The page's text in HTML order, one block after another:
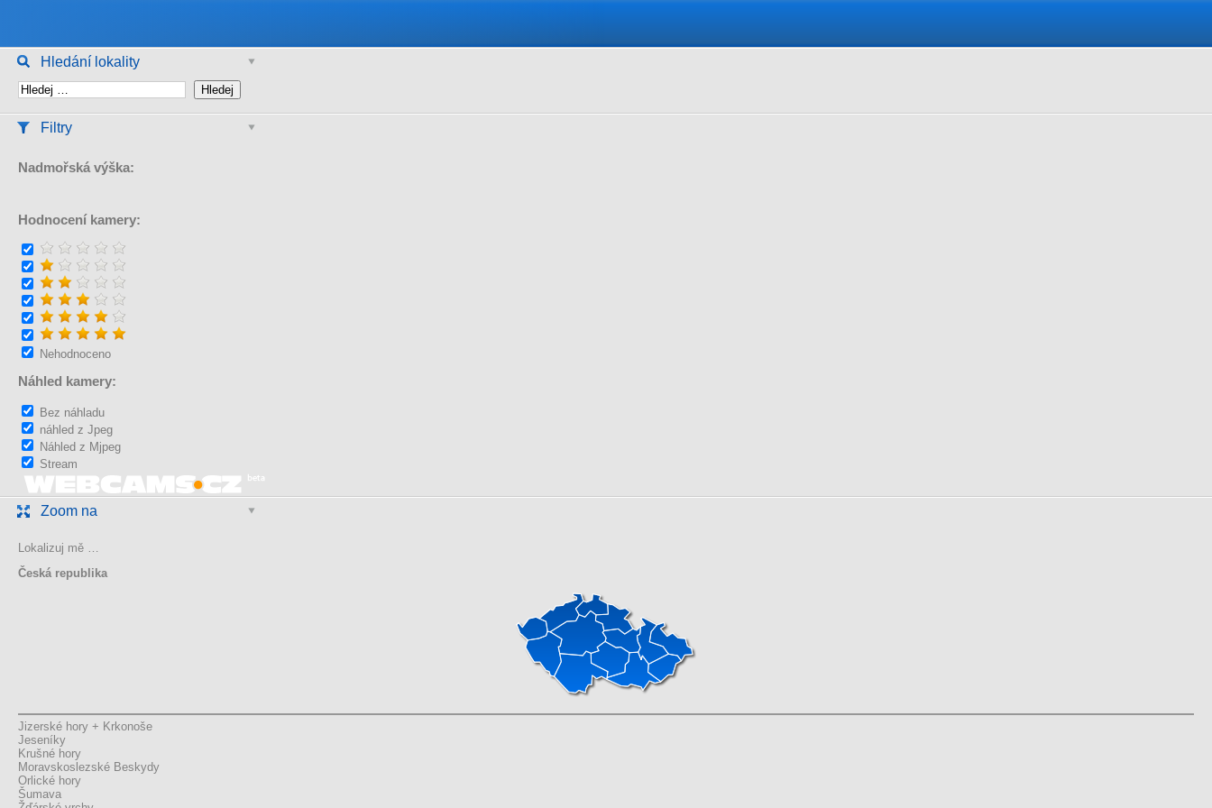
Hledání lokality
Filtry
Nadmořská výška:
Hodnocení kamery:
Nehodnoceno
Náhled kamery:
Bez náhladu
náhled z Jpeg
Náhled z Mjpeg
Stream
Zoom na
Lokalizuj mě …
Česká republika
Jizerské hory + Krkonoše
Jeseníky
Krušné hory
Moravskoslezské Beskydy
Orlické hory
Šumava